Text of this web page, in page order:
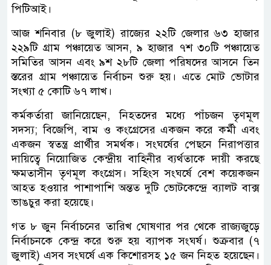
পিটিআই।
আজ শনিবার (৮ জুলাই) রাজ্যের ২২টি জেলার ৬৩ হাজার
২২৯টি গ্রাম পঞ্চায়েত আসন, ৯ হাজার ৭শ ৩০টি পঞ্চায়েত
সমিতির আসন এবং ৯শ ২৮টি জেলা পরিষদের আসনে তিন
স্তরের গ্রাম পঞ্চায়েত নির্বাচন শুরু হয়। এতে মোট ভোটার
সংখ্যা ৫ কোটি ৬৭ লাখ।
কর্মকর্তারা জানিয়েছেন, নিহতদের মধ্যে পাঁচজন তৃণমূল
সদস্য; বিজেপি, বাম ও কংগ্রেসের একজন করে কর্মী এবং
একজন স্বতন্ত্র প্রার্থীর সমর্থক। সংঘর্ষের পেছনে নিরাপত্তার
দায়িত্বে নিয়োজিত কেন্দ্রীয় বাহিনীর ব্যর্থতাকে দায়ী করছে
ক্ষমতাসীন তৃণমূল কংগ্রেস। সহিংস সংঘর্ষে বেশ কয়েকজন
আহত হওয়ার পাশাপাশি অন্তত দুটি ভোটকেন্দ্রে ব্যালট বাক্স
ভাঙচুর করা হয়েছে।
গত ৮ জুন নির্বাচনের তারিখ ঘোষণার পর থেকে রাজ্যজুড়ে
নির্বাচনকে কেন্দ্র করে শুরু হয় ব্যাপক সংঘর্ষ। শুক্রবার (৭
জুলাই) এসব সংঘর্ষে এক কিশোরসহ ১৫ জন নিহত হয়েছেন।